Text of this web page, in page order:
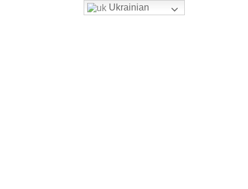
Ukrainian